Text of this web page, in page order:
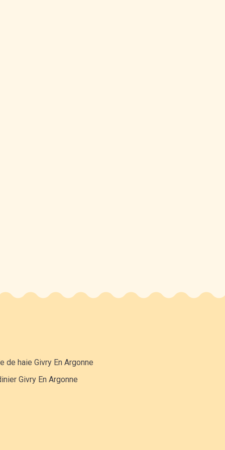
de haie Givry En Argonne
Givry En Argonne